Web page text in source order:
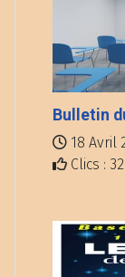
Bulletin
18 Avril
Clics :